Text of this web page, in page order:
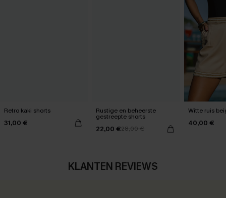
Retro kaki shorts
31,00 €
Rustige en beheerste
gestreepte shorts
22,00 €28,00 €
Witte ruis
40,00 €
KLANTEN REVIEWS